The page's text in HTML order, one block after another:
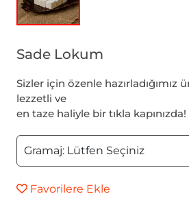
Sade Lokum
Sizler için özenle hazırladığımız
lezzetli ve
en taze haliyle bir tıkla kapınızda!
Favorilere Ekle